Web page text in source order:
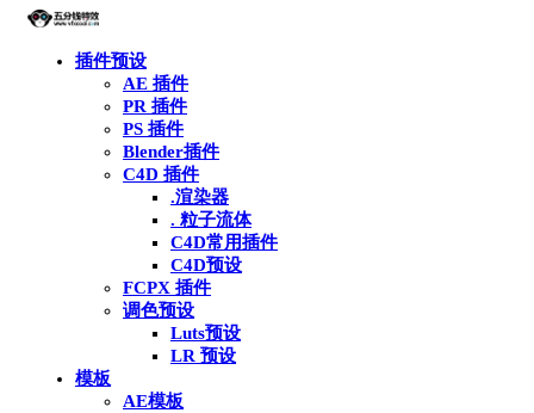
插件预设
AE 插件
PR 插件
PS 插件
Blender插件
C4D 插件
.渲染器
. 粒子流体
C4D常用插件
C4D预设
FCPX 插件
调色预设
Luts预设
LR 预设
模板
AE模板